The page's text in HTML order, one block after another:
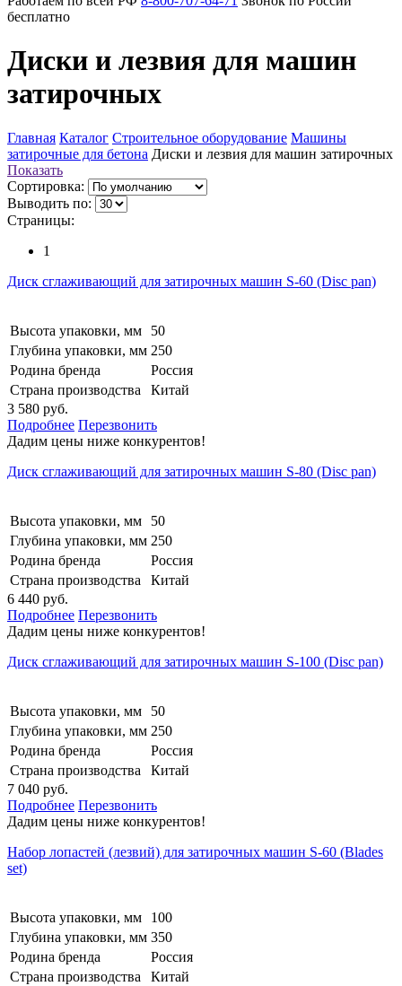
бесплатно
Диски и лезвия для машин
затирочных
Главная Каталог Строительное оборудование Машины
затирочные для бетона Диски и лезвия для машин затирочных
Показать
Сортировка:
Выводить по:
Страницы:
1
Диск сглаживающий для затирочных машин S-60 (Disc pan)
Высота упаковки, мм
50
Глубина упаковки, мм 250
Родина бренда
Россия
Страна производства
Китай
3 580 руб.
Подробнее Перезвонить
Дадим цены ниже конкурентов!
Диск сглаживающий для затирочных машин S-80 (Disc pan)
Высота упаковки, мм
50
Глубина упаковки, мм 250
Родина бренда
Россия
Страна производства
Китай
6 440 руб.
Подробнее Перезвонить
Дадим цены ниже конкурентов!
Диск сглаживающий для затирочных машин S-100 (Disc pan)
Высота упаковки, мм
50
Глубина упаковки, мм 250
Родина бренда
Россия
Страна производства
Китай
7 040 руб.
Подробнее Перезвонить
Дадим цены ниже конкурентов!
Набор лопастей (лезвий) для затирочных машин S-60 (Blades
set)
Высота упаковки, мм
100
Глубина упаковки, мм 350
Родина бренда
Россия
Страна производства
Китай